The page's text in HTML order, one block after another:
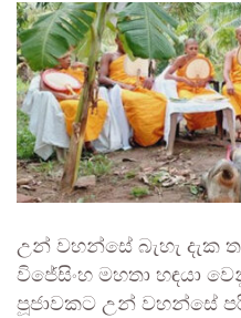
උන් වහන්සේ බැහැ දැක
විජේසිංහ මහතා හඳයා
පූජාවකට උන් වහන්සේ